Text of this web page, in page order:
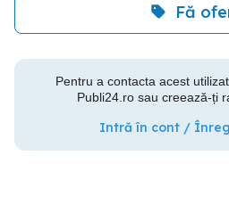
Fă
Pentru a contacta acest
Publi24.ro sau creează-ți
Intră în cont /